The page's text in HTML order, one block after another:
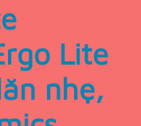
Lite
nhẹ,